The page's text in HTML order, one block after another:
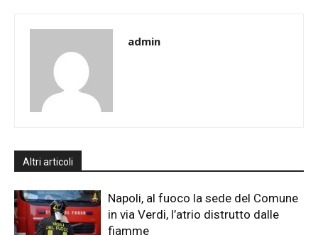
admin
Altri articoli
Napoli, al fuoco la sede del Comune
in via Verdi, l’atrio distrutto dalle
fiamme